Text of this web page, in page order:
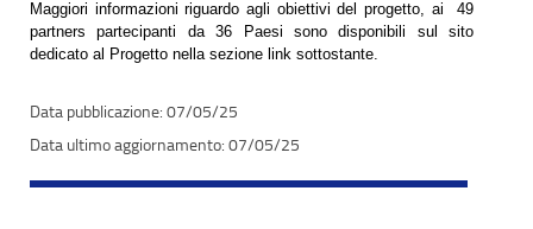
Maggiori informazioni riguardo agli obiettivi del progetto, ai 49
partners partecipanti da 36 Paesi sono disponibili sul sito
dedicato al Progetto nella sezione link sottostante.
07/05/25
07/05/25